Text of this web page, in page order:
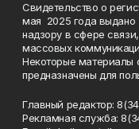
Свидетельство о
мая 2025 года выдано
надзору в сфере
массовых
Некоторые материалы
предназначены для
Главный редактор:
Рекламная служба: